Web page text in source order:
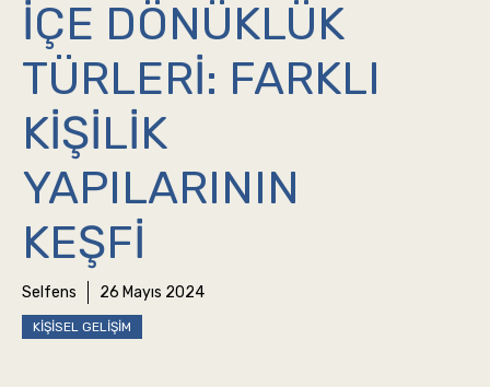
İÇE DÖNÜKLÜK
TÜRLERI: FARKLI
KIŞILIK
YAPILARININ
KEŞFI
Selfens 26 Mayıs 2024
KIŞISEL GELIŞIM